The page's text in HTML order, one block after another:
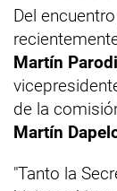
Del
Martín Parodi
de la
Martín
"Tanto la